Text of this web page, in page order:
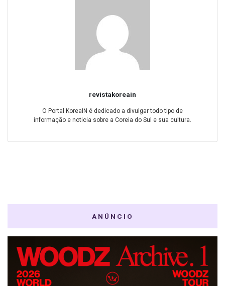
revistakoreain
O Portal KoreaIN é dedicado a divulgar todo tipo de
informação e noticia sobre a Coreia do Sul e sua cultura.
ANÚNCIO